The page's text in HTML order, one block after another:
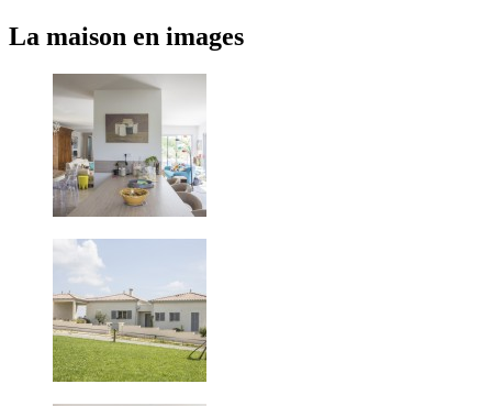
La maison en images